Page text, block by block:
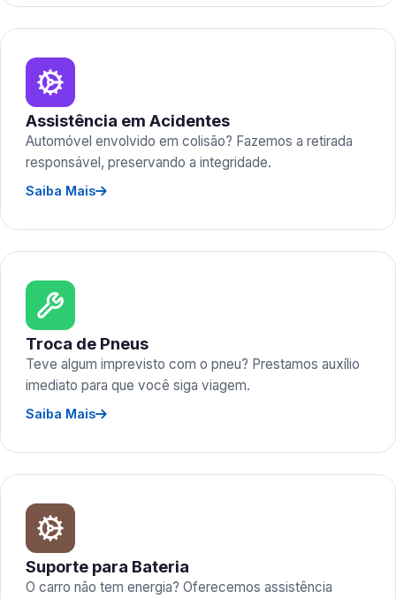
Assistência em Acidentes
Automóvel envolvido em colisão? Fazemos a retirada
responsável, preservando a integridade.
Saiba Mais
Troca de Pneus
Teve algum imprevisto com o pneu? Prestamos auxílio
imediato para que você siga viagem.
Saiba Mais
Suporte para Bateria
O carro não tem energia? Oferecemos assistência